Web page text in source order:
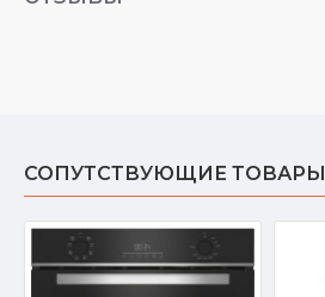
СОПУТСТВУЮЩИЕ ТОВАРЫ